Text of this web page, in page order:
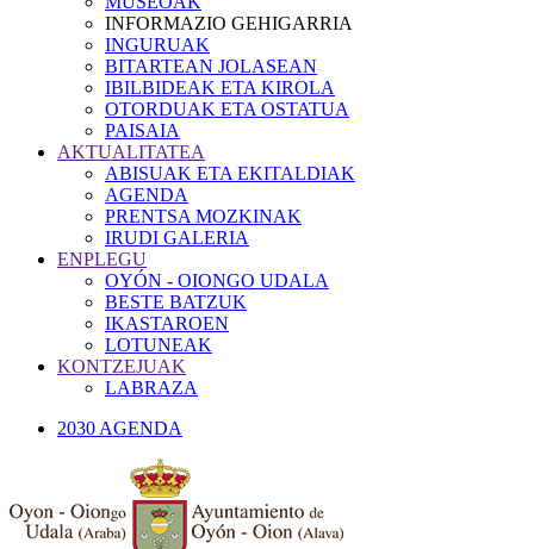
INFORMAZIO GEHIGARRIA
INGURUAK
BITARTEAN JOLASEAN
IBILBIDEAK ETA KIROLA
OTORDUAK ETA OSTATUA
PAISAIA
AKTUALITATEA
ABISUAK ETA EKITALDIAK
AGENDA
PRENTSA MOZKINAK
IRUDI GALERIA
ENPLEGU
OYÓN - OIONGO UDALA
BESTE BATZUK
IKASTAROEN
LOTUNEAK
KONTZEJUAK
LABRAZA
2030 AGENDA